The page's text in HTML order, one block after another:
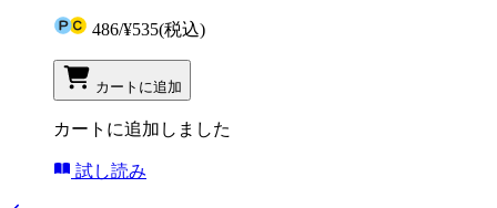
486/¥535(税込)
カートに追加
カートに追加しました
試し読み